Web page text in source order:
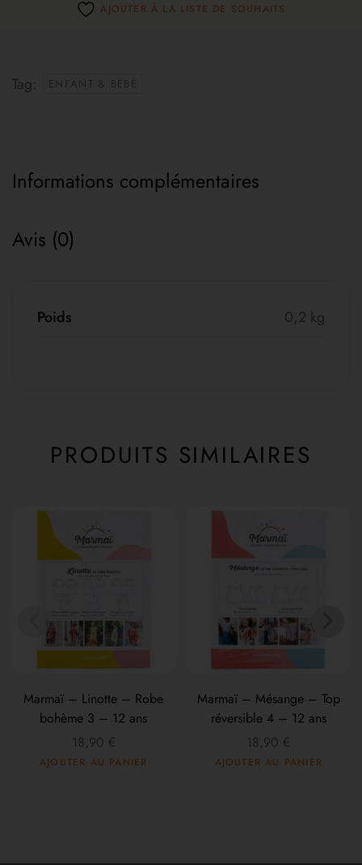
AJOUTER À LA LISTE DE SOUHAITS
Tag:
Informations complémentaires
Avis (0)
Poids 0,2 kg
PRODUITS SIMILAIRES
Marmaï – Linotte – Robe
bohème 3 – 12 ans
18,90 €
AJOUTER AU PANIER
Marmaï – Mésange – Top
réversible 4 – 12 ans
18,90 €
AJOUTER AU PANIER